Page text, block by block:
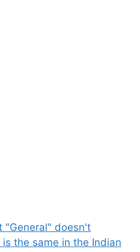
"General" doesn't
the same in the Indian